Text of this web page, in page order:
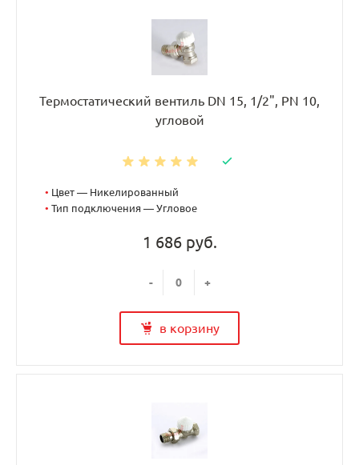
Термостатический вентиль DN 15, 1/2", PN 10,
угловой
• Цвет — Никелированный
• Тип подключения — Угловое
1 686 руб.
- +
в корзину